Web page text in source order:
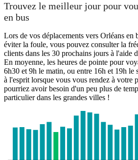
Trouvez le meilleur jour pour
en bus
Lors de vos déplacements vers Orléans en
éviter la foule, vous pouvez consulter la
clients dans les 30 prochains jours à l'aide
En moyenne, les heures de pointe pour
6h30 et 9h le matin, ou entre 16h et 19h le
à l'esprit lorsque vous vous rendez à votre
pourriez avoir besoin d'un peu plus de
particulier dans les grandes villes !